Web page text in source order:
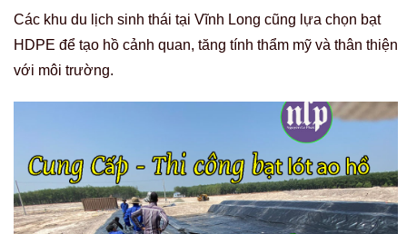
Các khu du lịch sinh thái tại Vĩnh Long cũng lựa chọn bạt
HDPE để tạo hồ cảnh quan, tăng tính thẩm mỹ và thân thiện
với môi trường.